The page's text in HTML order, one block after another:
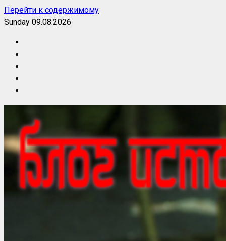
Перейти к содержимому
Sunday 09.08.2026